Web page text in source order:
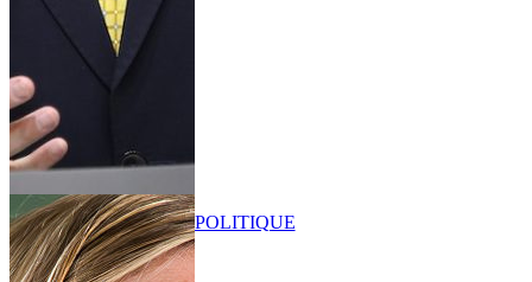
POLITIQUE